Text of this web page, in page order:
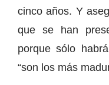
cinco años. Y
que se han
porque sólo
“son los más